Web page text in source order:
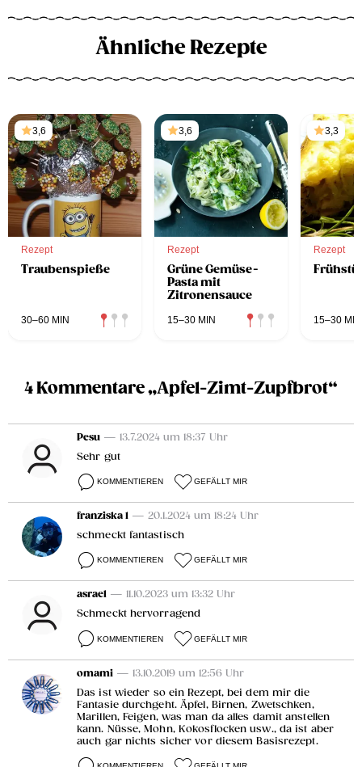
Ähnliche Rezepte
3,6
Rezept
Traubenspieße
30–60 MIN
3,6
Rezept
Grüne Gemüse-
Pasta mit
Zitronensauce
15–30 MIN
3,3
Rezept
15–30 MIN
4 Kommentare „Apfel-Zimt-Zupfbrot“
Pesu — 13.7.2024 um 18:37 Uhr
Sehr gut
KOMMENTIEREN GEFÄLLT MIR
franziska 1 — 20.1.2024 um 18:24 Uhr
schmeckt fantastisch
KOMMENTIEREN GEFÄLLT MIR
asrael — 11.10.2023 um 13:32 Uhr
Schmeckt hervorragend
KOMMENTIEREN GEFÄLLT MIR
omami — 13.10.2019 um 12:56 Uhr
Das ist wieder so ein Rezept, bei dem mir die
Fantasie durchgeht. Äpfel, Birnen, Zwetschken,
Marillen, Feigen, was man da alles damit anstellen
kann. Nüsse, Mohn, Kokosflocken usw., da ist aber
auch gar nichts sicher vor diesem Basisrezept.